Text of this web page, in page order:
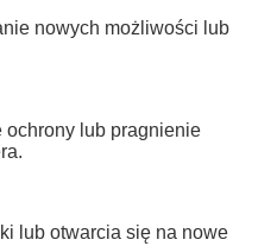
nowych możliwości lub
ochrony lub pragnienie
lub otwarcia się na nowe